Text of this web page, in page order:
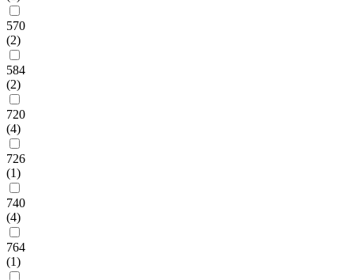
570
(2)
584
(2)
720
(4)
726
(1)
740
(4)
764
(1)